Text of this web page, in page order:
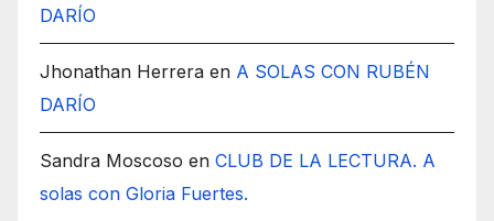
DARÍO
Jhonathan Herrera en A SOLAS CON RUBÉN
DARÍO
Sandra Moscoso en CLUB DE LA LECTURA. A
solas con Gloria Fuertes.